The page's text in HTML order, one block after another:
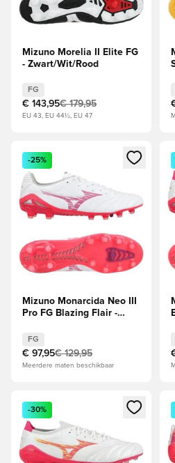
Mizuno Morelia II Elite FG
- Zwart/Wit/Rood
FG
€ 143,95€ 179,95
EU 43, EU 44½, EU 47
Opent een venster om in te
-25%
Mizuno Monarcida Neo III
Pro FG Blazing Flair -
FG
€ 97,95€ 129,95
Meerdere maten beschikbaar
Opent een venster om in te
-30%